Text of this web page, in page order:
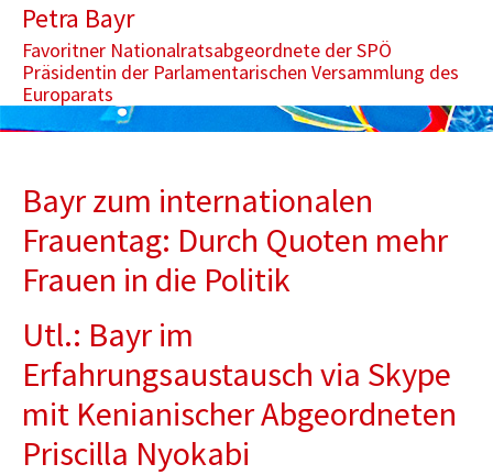
Petra Bayr
Favoritner Nationalratsabgeordnete der SPÖ
Präsidentin der Parlamentarischen Versammlung des
Europarats
Bayr zum internationalen
Frauentag: Durch Quoten mehr
Frauen in die Politik
Utl.: Bayr im
Erfahrungsaustausch via Skype
mit Kenianischer Abgeordneten
Priscilla Nyokabi